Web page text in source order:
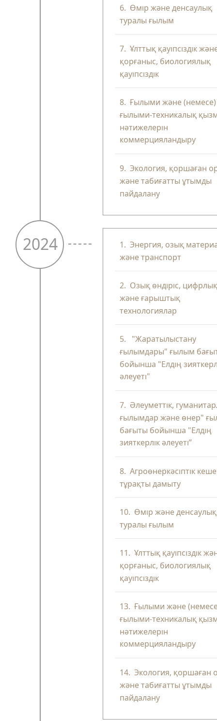
6. Өмір және денсаулық
туралы ғылым
7.Ұлттық қауіпсіздік
қорғаныс, биологиялық
қауіпсіздік
8.Ғылыми және (немесе)
ғылыми-техникалық
нәтижелерін
коммерцияландыру
9.Экология, қоршаған
және табиғатты ұтымды
пайдалану
2024 1.Энергия, озық
және транспорт
2. Озық өндіріс,
және ғарыштық
технологиялар
5.
"Жаратылыстану
ғылымдары" ғылым
бойынша "Елдің
әлеуеті"
7. Әлеуметтік,
ғылымдар және өнер"
бағыты бойынша "Елдің
зияткерлік әлеуеті”
8.Агроөнеркәсіптік
тұрақты дамыту
10. Өмір және денсаулық
туралы ғылым
11.Ұлттық қауіпсіздік
қорғаныс, биологиялық
қауіпсіздік
13.Ғылыми және
ғылыми-техникалық
нәтижелерін
коммерцияландыру
14.Экология, қоршаған
және табиғатты ұтымды
пайдалану